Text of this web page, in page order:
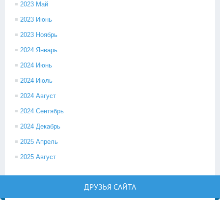
2023 Май
2023 Июнь
2023 Ноябрь
2024 Январь
2024 Июнь
2024 Июль
2024 Август
2024 Сентябрь
2024 Декабрь
2025 Апрель
2025 Август
ДРУЗЬЯ САЙТА